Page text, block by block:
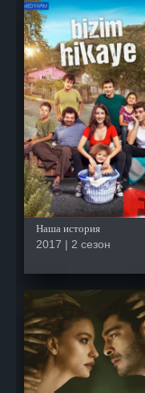
Наша история
2017 | 2 сезон